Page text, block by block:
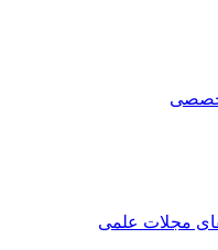
مجلات علمی